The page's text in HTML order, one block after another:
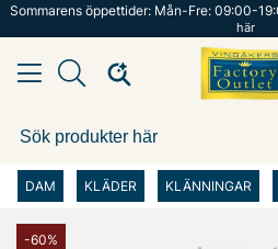
Sommarens öppettider: Mån-Fre: 09:00-
här
DAM KLÄDER KLÄNNINGAR
-60%